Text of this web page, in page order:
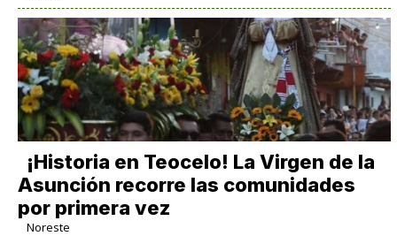
​¡Historia en Teocelo! La Virgen de la
Asunción recorre las comunidades
por primera vez
Noreste